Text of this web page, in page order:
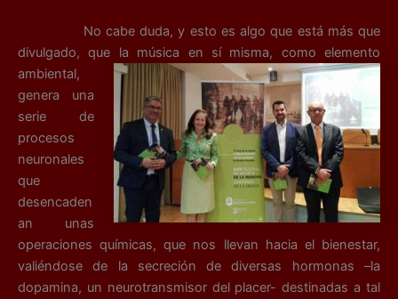
No cabe duda, y esto es algo que está más que
divulgado, que la música en sí misma, como elemento
ambiental,
genera una
serie de
procesos
neuronales
que
desencaden
an unas
operaciones químicas, que nos llevan hacia el bienestar,
valiéndose de la secreción de diversas hormonas –la
dopamina, un neurotransmisor del placer- destinadas a tal